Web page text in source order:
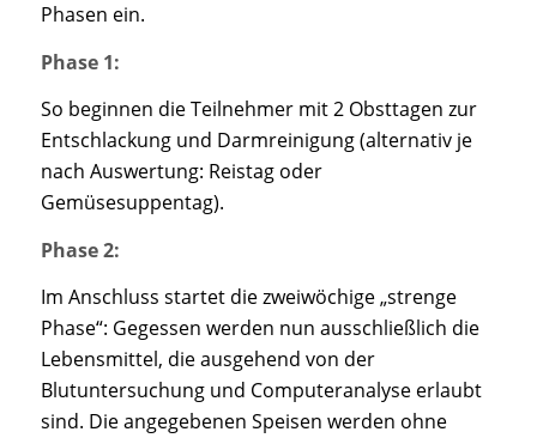
Phasen ein.
Phase 1:
So beginnen die Teilnehmer mit 2 Obsttagen zur
Entschlackung und Darmreinigung (alternativ je
nach Auswertung: Reistag oder
Gemüsesuppentag).
Phase 2:
Im Anschluss startet die zweiwöchige „strenge
Phase“: Gegessen werden nun ausschließlich die
Lebensmittel, die ausgehend von der
Blutuntersuchung und Computeranalyse erlaubt
sind. Die angegebenen Speisen werden ohne